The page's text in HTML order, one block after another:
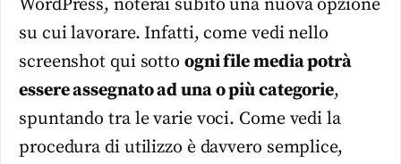
WordPress, noterai subito una nuova opzione
su cui lavorare. Infatti, come vedi nello
screenshot qui sotto ogni file media potrà
essere assegnato ad una o più categorie,
spuntando tra le varie voci. Come vedi la
procedura di utilizzo è davvero semplice,